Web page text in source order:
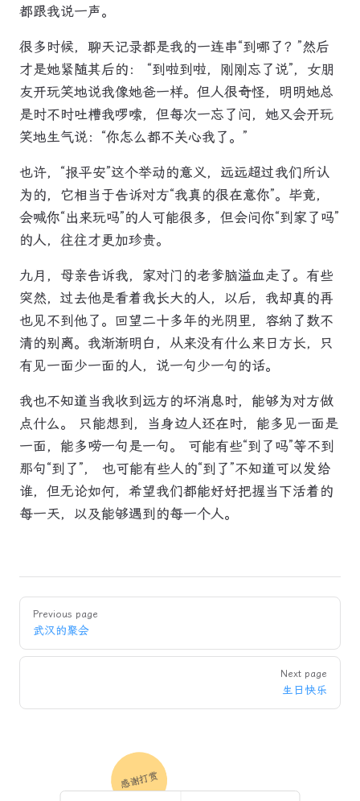
都跟我说一声。
很多时候，聊天记录都是我的一连串“到哪了？”然后
才是她紧随其后的： “到啦到啦，刚刚忘了说”，女朋
友开玩笑地说我像她爸一样。但人很奇怪，明明她总
是时不时吐槽我啰嗦，但每次一忘了问，她又会开玩
笑地生气说：“你怎么都不关心我了。”
也许，“报平安”这个举动的意义，远远超过我们所认
为的，它相当于告诉对方“我真的很在意你”。毕竟，
会喊你“出来玩吗”的人可能很多，但会问你“到家了吗”
的人，往往才更加珍贵。
九月，母亲告诉我，家对门的老爹脑溢血走了。有些
突然，过去他是看着我长大的人，以后，我却真的再
也见不到他了。回望二十多年的光阴里，容纳了数不
清的别离。我渐渐明白，从来没有什么来日方长，只
有见一面少一面的人，说一句少一句的话。
我也不知道当我收到远方的坏消息时，能够为对方做
点什么。 只能想到，当身边人还在时，能多见一面是
一面，能多唠一句是一句。 可能有些“到了吗”等不到
那句“到了”， 也可能有些人的“到了”不知道可以发给
谁，但无论如何，希望我们都能好好把握当下活着的
每一天，以及能够遇到的每一个人。
PagerPrevious page
武汉的聚会
Next page
生日快乐
感谢打赏